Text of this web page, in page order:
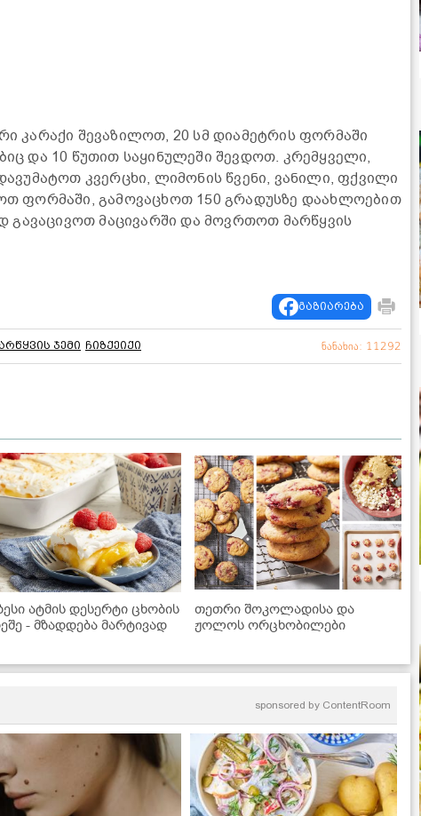
კარაქი შევაზილოთ, 20 სმ დიამეტრის ფორმაში
და 10 წუთით საყინულეში შევდოთ. კრემყველი,
კვერცხი, ლიმონის წვენი, ვანილი, ფქვილი
ფორმაში, გამოვაცხოთ 150 გრადუსზე დაახლოებით
გავაცივოთ მაცივარში და მოვრთოთ მარწყვის
გაზიარება
ჯემი ჩიზქეიქი ნანახია: 11292
ატმის დესერტი ცხობის
- მზადდება მარტივად
თეთრი შოკოლადისა და
ჟოლოს ორცხობილები
sponsored by ContentRoom